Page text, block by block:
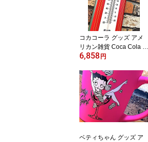
コカコーラ グッズ アメ
リカン雑貨 Coca Cola ダ
イカット エンボスメタル
RESHING w/THERMOM
ETER サーモメータ 温度
計 看板 店舗 ガレージ デ
ィスプレイ
6,858円
ベティちゃん グッズ ア